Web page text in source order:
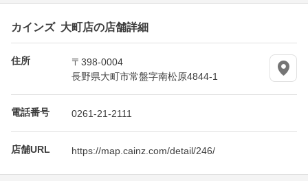
カインズ 大町店の店舗詳細
住所
〒398-0004
長野県大町市常盤字南松原4844-1
電話番号 0261-21-2111
店舗URL https://map.cainz.com/detail/246/